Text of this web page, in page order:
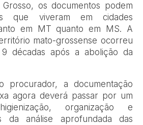
os documentos podem
que viveram em cidades
em MT quanto em MS. A
mato-grossense ocorreu
décadas após a abolição da
procurador, a documentação
agora deverá passar por um
organização e
da análise aprofundada das